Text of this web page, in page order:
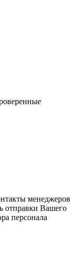
менеджеров
отправки Вашего
персонала